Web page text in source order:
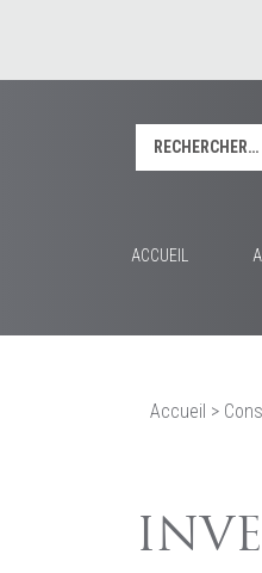
Rechercher :
ACCUEIL
Accueil >